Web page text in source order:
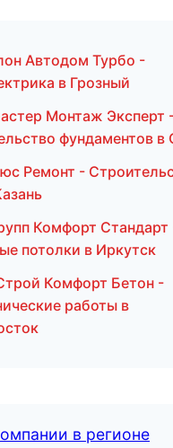
Автодом Турбо -
в Грозный
Монтаж Эксперт
фундаментов в
Ремонт -
Комфорт Стандарт
потолки в Иркутск
Комфорт Бетон -
работы в
в регионе